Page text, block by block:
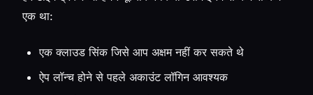
एक था:
एक क्लाउड सिंक जिसे आप अक्षम नहीं कर सकते थे
ऐप लॉन्च होने से पहले अकाउंट लॉगिन आवश्यक